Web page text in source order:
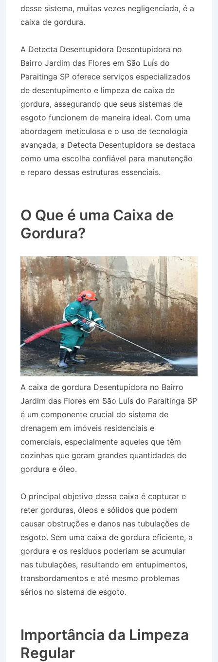
desse sistema, muitas vezes negligenciada, é a
caixa de gordura.
A Detecta Desentupidora Desentupidora no
Bairro Jardim das Flores em São Luís do
Paraitinga SP oferece serviços especializados
de desentupimento e limpeza de caixa de
gordura, assegurando que seus sistemas de
esgoto funcionem de maneira ideal. Com uma
abordagem meticulosa e o uso de tecnologia
avançada, a Detecta Desentupidora se destaca
como uma escolha confiável para manutenção
e reparo dessas estruturas essenciais.
O Que é uma Caixa de
Gordura?
A caixa de gordura Desentupidora no Bairro
Jardim das Flores em São Luís do Paraitinga SP
é um componente crucial do sistema de
drenagem em imóveis residenciais e
comerciais, especialmente aqueles que têm
cozinhas que geram grandes quantidades de
gordura e óleo.
O principal objetivo dessa caixa é capturar e
reter gorduras, óleos e sólidos que podem
causar obstruções e danos nas tubulações de
esgoto. Sem uma caixa de gordura eficiente, a
gordura e os resíduos poderiam se acumular
nas tubulações, resultando em entupimentos,
transbordamentos e até mesmo problemas
sérios no sistema de esgoto.
Importância da Limpeza
Regular